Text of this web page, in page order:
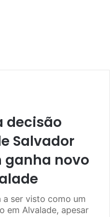
decisão
Salvador
ganha novo
a ser visto como um
em Alvalade, apesar